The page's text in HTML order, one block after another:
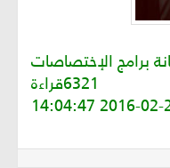
برامج الإختصاصات
6321قراءة
2016-02-25